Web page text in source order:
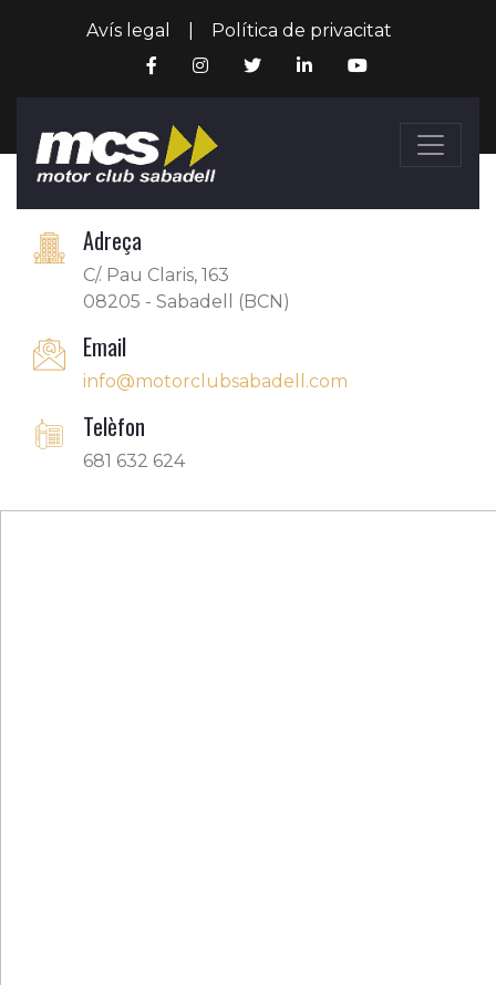
Avís legal Política de privacitat
Adreça
C/. Pau Claris, 163
08205 - Sabadell (BCN)
Email
info@motorclubsabadell.com
Telèfon
681 632 624